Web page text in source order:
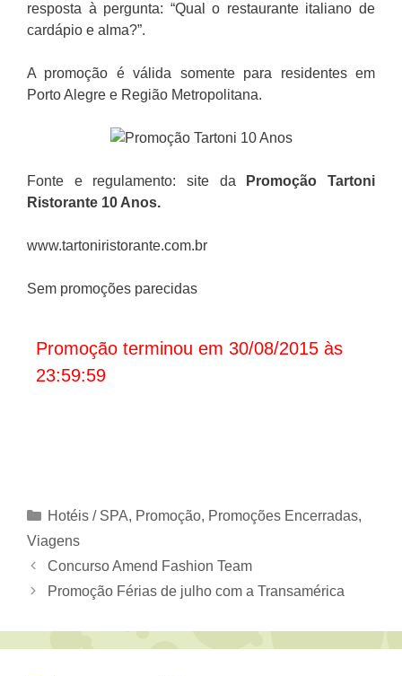
resposta à pergunta: “Qual o restaurante italiano de
cardápio e alma?”.
A promoção é válida somente para residentes em
Porto Alegre e Região Metropolitana.
Fonte e regulamento: site da PromoçãoTartoni
Ristorante 10 Anos.
www.tartoniristorante.com.br
Sem promoções parecidas
Promoção terminou em 30/08/2015 às
23:59:59
Categorias
Hotéis / SPA, Promoção, Promoções Encerradas,
Viagens
Concurso Amend Fashion Team
Promoção Férias de julho com a Transamérica